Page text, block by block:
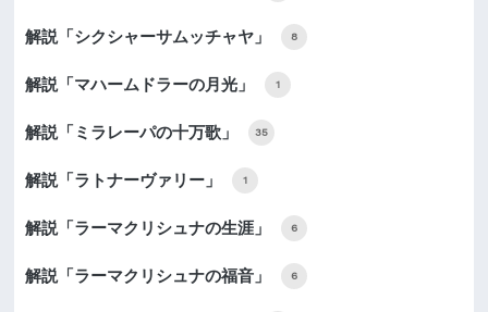
解説「シクシャーサムッチャヤ」 8
解説「マハームドラーの月光」 1
解説「ミラレーパの十万歌」 35
解説「ラトナーヴァリー」 1
解説「ラーマクリシュナの生涯」 6
解説「ラーマクリシュナの福音」 6